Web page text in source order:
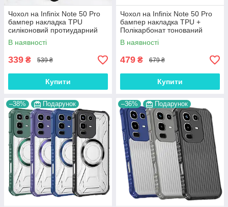
Чохол на Infinix Note 50 Pro
бампер накладка TPU
силіконовий протиударний
оригінальний "W-SHEILD"
В наявності
339 ₴ 539 ₴
Купити
Чохол на Infinix Note 50 Pro
бампер накладка TPU +
Полікарбонат тонований
антивідбиток протиударний
"STATUS"
В наявності
479 ₴ 679 ₴
Купити
–38% Подарунок –36% Подарунок